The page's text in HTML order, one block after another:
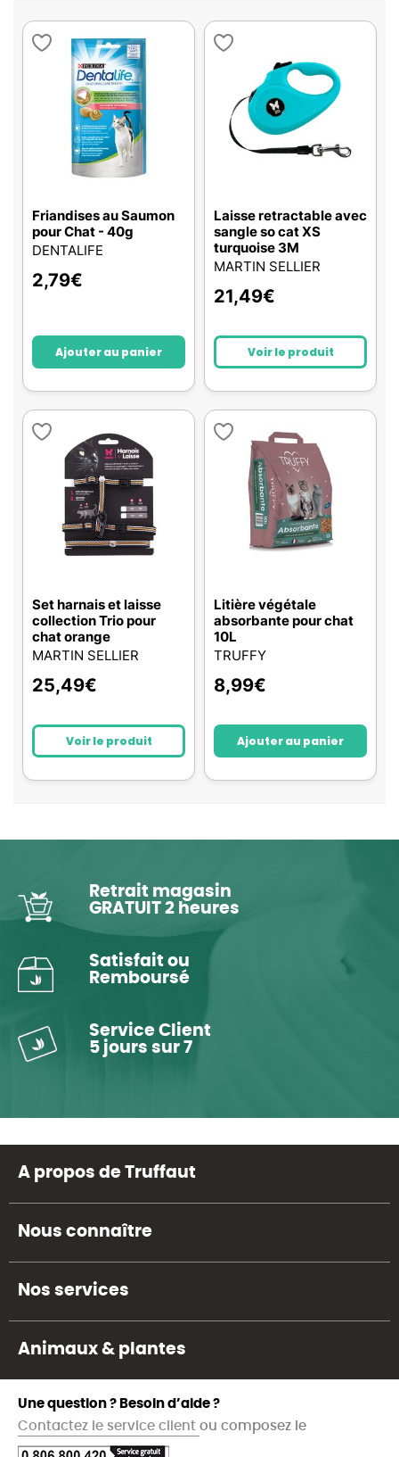
Friandises au Saumon
pour Chat - 40g
DENTALIFE
2,79€
Ajouter au panier
Laisse retractable avec
sangle so cat XS
turquoise 3M
MARTIN SELLIER
21,49€
Voir le produit
Set harnais et laisse
collection Trio pour
chat orange
MARTIN SELLIER
25,49€
Voir le produit
Litière végétale
absorbante pour chat
10L
TRUFFY
8,99€
Ajouter au panier
Retrait magasin
GRATUIT 2 heures
Satisfait ou
Remboursé
Service Client
5 jours sur 7
A propos de Truffaut
Nous connaître
Nos services
Animaux & plantes
Une question ? Besoin d’aide ?
Contactez le service client ou composez le